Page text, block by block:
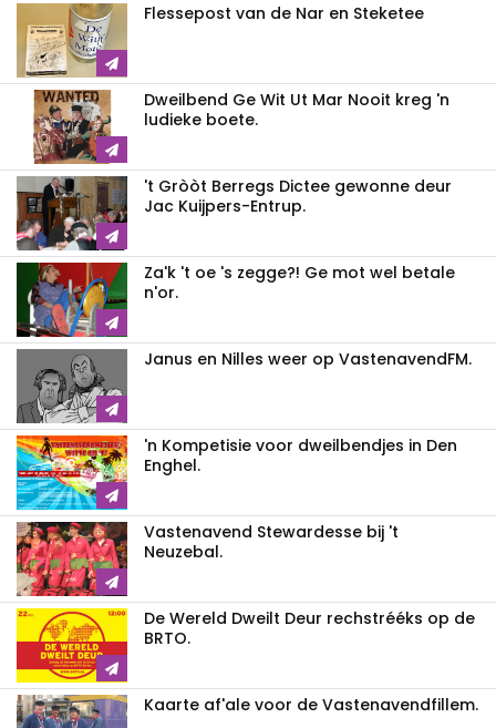
Flessepost van de Nar en Steketee
Dweilbend Ge Wit Ut Mar Nooit kreg 'n
ludieke boete.
't Gròòt Berregs Dictee gewonne deur
Jac Kuijpers-Entrup.
Za'k 't oe 's zegge?! Ge mot wel betale
n'or.
Janus en Nilles weer op VastenavendFM.
'n Kompetisie voor dweilbendjes in Den
Enghel.
Vastenavend Stewardesse bij 't
Neuzebal.
De Wereld Dweilt Deur rechstrééks op de
BRTO.
Kaarte af'ale voor de Vastenavendfillem.